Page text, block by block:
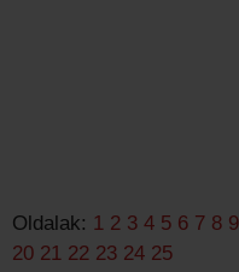
Oldalak: 1 2 3 4 5 6 7 8 9
20 21 22 23 24 25